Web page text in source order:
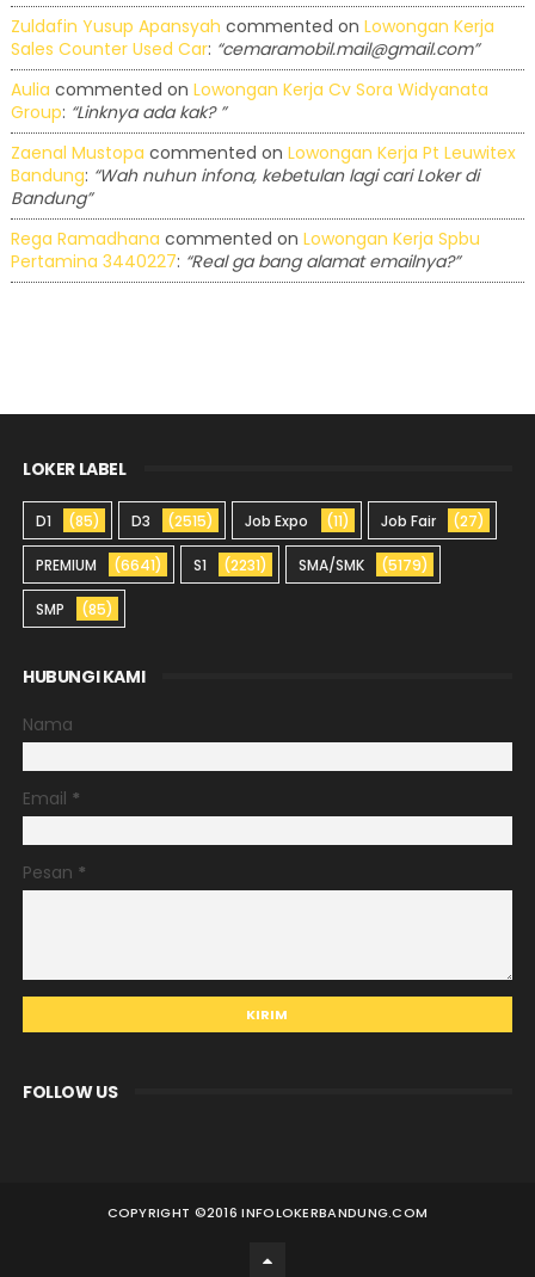
Zuldafin Yusup Apansyah commented on Lowongan Kerja
Sales Counter Used Car: “cemaramobil.mail@gmail.com”
Aulia commented on Lowongan Kerja Cv Sora Widyanata
Group: “Linknya ada kak? ”
Zaenal Mustopa commented on Lowongan Kerja Pt Leuwitex
Bandung: “Wah nuhun infona, kebetulan lagi cari Loker di
Bandung”
Rega Ramadhana commented on Lowongan Kerja Spbu
Pertamina 3440227: “Real ga bang alamat emailnya?”
LOKER LABEL
D1 (85) D3 (2515) Job Expo (11) Job Fair (27)
PREMIUM (6641) S1 (2231) SMA/SMK (5179)
SMP (85)
HUBUNGI KAMI
Nama
Email *
Pesan *
FOLLOW US
COPYRIGHT ©2016 INFOLOKERBANDUNG.COM